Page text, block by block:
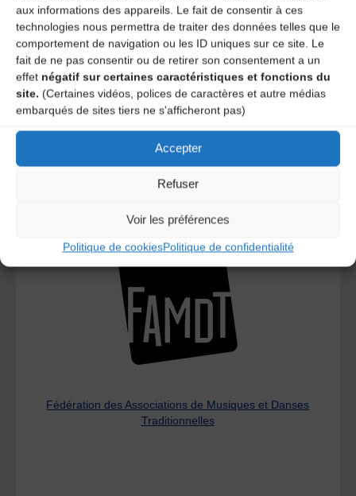
aux informations des appareils. Le fait de consentir à ces
technologies nous permettra de traiter des données telles que le
comportement de navigation ou les ID uniques sur ce site. Le
fait de ne pas consentir ou de retirer son consentement a un
effet négatif sur certaines caractéristiques et fonctions du
site. (Certaines vidéos, polices de caractères et autre médias
embarqués de sites tiers ne s'afficheront pas)
Accepter
Refuser
Voir les préférences
Politique de cookiesPolitique de confidentialité
L’AMTA EST MEMBRE DE LA
Fédération des Associations de Musiques et Danses
Traditionnelles